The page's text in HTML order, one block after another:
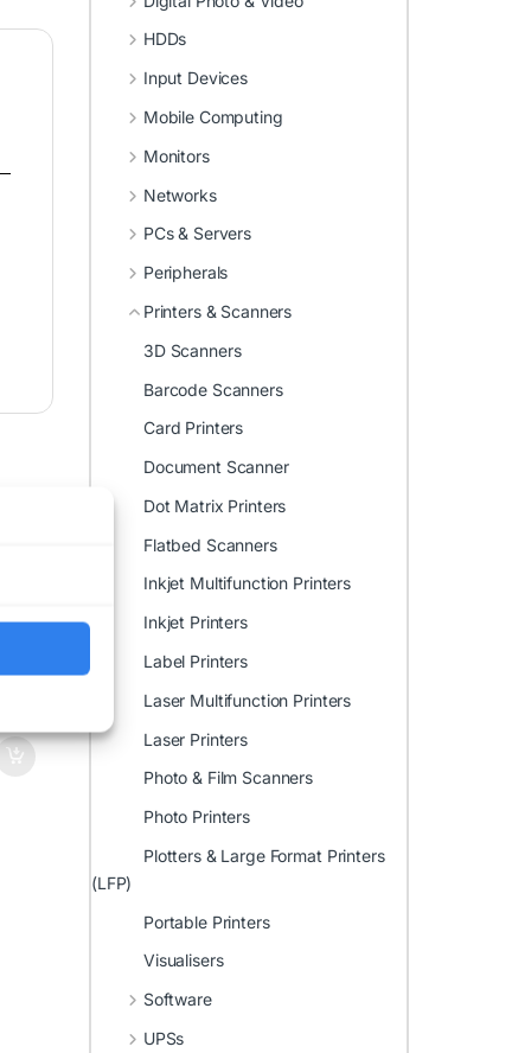
HDDs
Input Devices
Mobile Computing
Monitors
Networks
PCs & Servers
Peripherals
Printers & Scanners
3D Scanners
Barcode Scanners
Card Printers
Document Scanner
Dot Matrix Printers
Flatbed Scanners
Inkjet Multifunction Printers
Inkjet Printers
Label Printers
Laser Multifunction Printers
Laser Printers
Photo & Film Scanners
Photo Printers
Plotters & Large Format Printers
(LFP)
Portable Printers
Visualisers
Software
UPSs